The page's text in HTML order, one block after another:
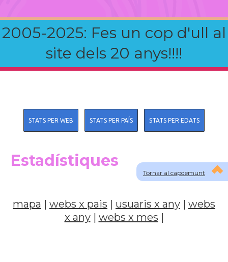
2005-2025: Fes un cop d'ull al
site dels 20 anys!!!!
Tornar al capdemunt
STATS PER WEB STATS PER PAÍS STATS PER EDATS
Estadístiques
mapa | webs x pais | usuaris x any | webs
x any| webs x mes |